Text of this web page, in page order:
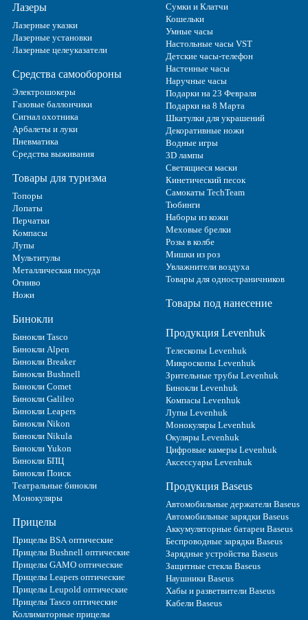
Лазеры
Лазерные указки
Лазерные установки
Лазерные целеуказатели
Средства самообороны
Электрошокеры
Газовые баллончики
Сигнал охотника
Арбалеты и луки
Пневматика
Средства выживания
Товары для туризма
Топоры
Лопаты
Перчатки
Компасы
Лупы
Мультитулы
Металлическая посуда
Огниво
Ножи
Бинокли
Бинокли Tasco
Бинокли Alpen
Бинокли Breaker
Бинокли Bushnell
Бинокли Comet
Бинокли Galileo
Бинокли Leapers
Бинокли Nikon
Бинокли Nikula
Бинокли Yukon
Бинокли БПЦ
Бинокли Поиск
Театральные бинокли
Монокуляры
Прицелы
Прицелы BSA оптические
Прицелы Bushnell оптические
Прицелы GAMO оптические
Прицелы Leapers оптические
Прицелы Leupold оптические
Прицелы Tasco оптические
Коллиматорные прицелы
Сумки и Клатчи
Кошельки
Умные часы
Настольные часы VST
Детские часы-телефон
Настенные часы
Наручные часы
Подарки на 23 Февраля
Подарки на 8 Марта
Шкатулки для украшений
Декоративные ножи
Водные игры
3D лампы
Светящиеся маски
Кинетический песок
Самокаты TechTeam
Тюбинги
Наборы из кожи
Меховые брелки
Розы в колбе
Мишки из роз
Увлажнители воздуха
Товары для одностраничников
Товары под нанесение
Продукция Levenhuk
Телескопы Levenhuk
Микроскопы Levenhuk
Зрительные трубы Levenhuk
Бинокли Levenhuk
Компасы Levenhuk
Лупы Levenhuk
Монокуляры Levenhuk
Окуляры Levenhuk
Цифровые камеры Levenhuk
Аксессуары Levenhuk
Продукция Baseus
Автомобильные держатели Baseus
Автомобильные зарядки Baseus
Аккумуляторные батареи Baseus
Беспроводные зарядки Baseus
Зарядные устройства Baseus
Защитные стекла Baseus
Наушники Baseus
Хабы и разветвители Baseus
Кабели Baseus